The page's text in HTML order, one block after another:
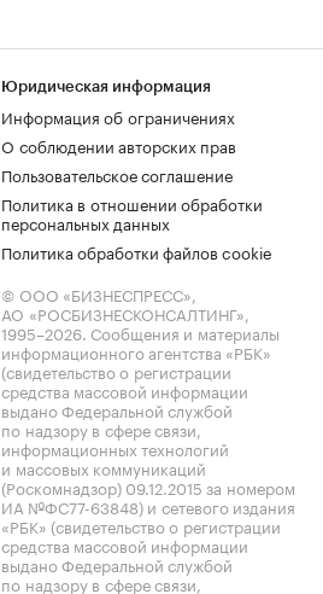
Юридическая информация
Информация об ограничениях
О соблюдении авторских прав
Пользовательское соглашение
Политика в отношении обработки
персональных данных
Политика обработки файлов cookie
© ООО «БИЗНЕСПРЕСС»,
АО «РОСБИЗНЕСКОНСАЛТИНГ»,
1995–2026. Сообщения и материалы
информационного агентства «РБК»
(свидетельство о регистрации
средства массовой информации
выдано Федеральной службой
по надзору в сфере связи,
информационных технологий
и массовых коммуникаций
(Роскомнадзор) 09.12.2015 за номером
ИА №ФС77-63848) и сетевого издания
«РБК» (свидетельство о регистрации
средства массовой информации
выдано Федеральной службой
по надзору в сфере связи,